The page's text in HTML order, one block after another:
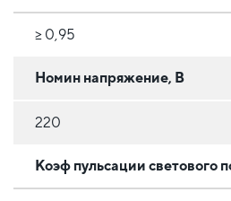
≥ 0,95
Номин напряжение, В
220
Коэф пульсации светового